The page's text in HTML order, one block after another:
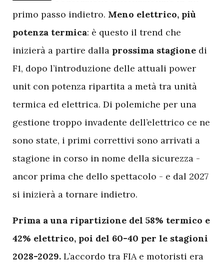
primo passo indietro. Meno elettrico, più
potenza termica: è questo il trend che
inizierà a partire dalla prossima stagione di
F1, dopo l’introduzione delle attuali power
unit con potenza ripartita a metà tra unità
termica ed elettrica. Di polemiche per una
gestione troppo invadente dell’elettrico ce ne
sono state, i primi correttivi sono arrivati a
stagione in corso in nome della sicurezza -
ancor prima che dello spettacolo - e dal 2027
si inizierà a tornare indietro.
Prima a una ripartizione del 58% termico e
42% elettrico, poi del 60-40 per le stagioni
2028-2029. L’accordo tra FIA e motoristi era